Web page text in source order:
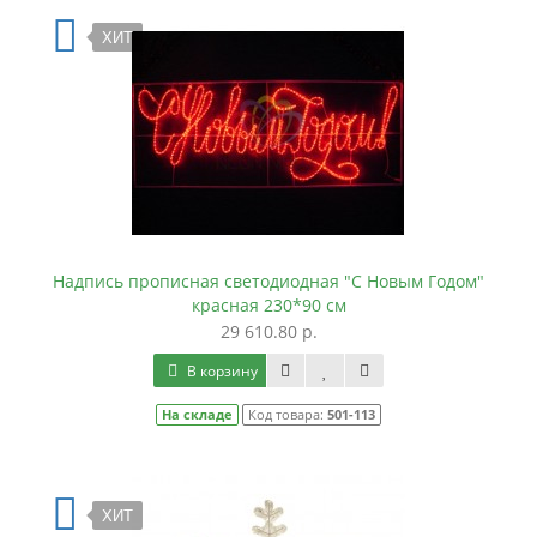
ХИТ
Надпись прописная светодиодная "С Новым Годом"
красная 230*90 см
29 610.80 р.
В корзину
На складе Код товара: 501-113
ХИТ